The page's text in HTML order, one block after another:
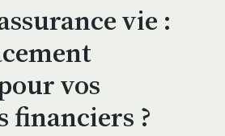
vie :
vos
financiers ?